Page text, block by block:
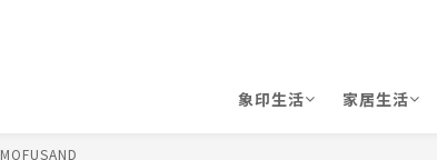
象印生活 家居生活
MOFUSAND